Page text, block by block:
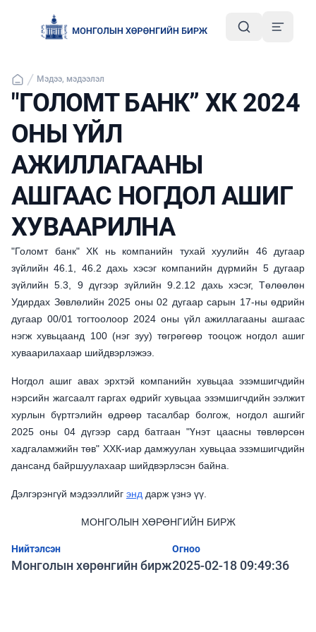
Мэдээ, мэдээлэл
"ГОЛОМТ БАНК” ХК 2024
ОНЫ ҮЙЛ
АЖИЛЛАГААНЫ
АШГААС НОГДОЛ АШИГ
ХУВААРИЛНА
"Голомт банк" ХК нь компанийн тухай хуулийн 46 дугаар
зүйлийн 46.1, 46.2 дахь хэсэг компанийн дүрмийн 5 дугаар
зүйлийн 5.3, 9 дүгээр зүйлийн 9.2.12 дахь хэсэг, Төлөөлөн
Удирдах Зөвлөлийн 2025 оны 02 дугаар сарын 17-ны өдрийн
дугаар 00/01 тогтоолоор 2024 оны үйл ажиллагааны ашгаас
нэгж хувьцаанд 100 (нэг зуу) төгрөгөөр тооцож ногдол ашиг
хуваарилахаар шийдвэрлэжээ.
Ногдол ашиг авах эрхтэй компанийн хувьцаа эзэмшигчдийн
нэрсийн жагсаалт гаргах өдрийг хувьцаа эзэмшигчдийн ээлжит
хурлын бүртгэлийн өдрөөр тасалбар болгож, ногдол ашгийг
2025 оны 04 дүгээр сард батгаан "Үнэт цаасны төвлөрсөн
хадгаламжийн төв" ХХК-иар дамжуулан хувьцаа эзэмшигчдийн
дансанд байршуулахаар шийдвэрлэсэн байна.
Дэлгэрэнгүй мэдээллийг энд дарж үзнэ үү.
МОНГОЛЫН ХӨРӨНГИЙН БИРЖ
Нийтэлсэн
Монголын хөрөнгийн бирж
Огноо
2025-02-18 09:49:36